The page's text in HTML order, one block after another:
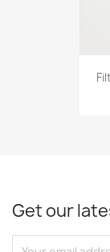
Get our